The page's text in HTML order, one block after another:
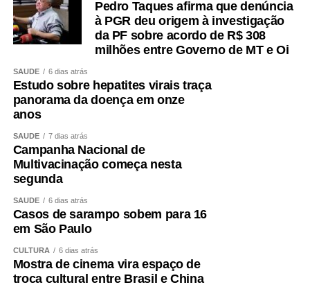
(foto reprodução)
História e turismo no Pantanal
Hoje, o espaço funciona como Pousada Barranco
Pedro Taques afirma que denúncia
à PGR deu origem à investigação
da PF sobre acordo de R$ 308
milhões entre Governo de MT e Oi
SAÚDE 6 dias atrás
Estudo sobre hepatites virais traça
panorama da doença em onze
anos
SAÚDE 7 dias atrás
Campanha Nacional de
Multivacinação começa nesta
segunda
SAÚDE 6 dias atrás
Casos de sarampo sobem para 16
em São Paulo
CULTURA 6 dias atrás
Mostra de cinema vira espaço de
troca cultural entre Brasil e China